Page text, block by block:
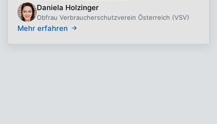
Daniela Holzinger
Obfrau Verbraucherschutzverein Österreich (VSV)
Mehr erfahren